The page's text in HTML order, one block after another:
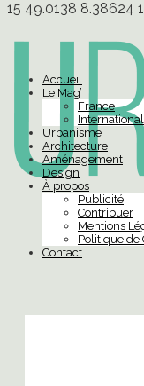
15 49.0138 8.38624 1
Accueil
Le Mag’
France
International
Urbanisme
Architecture
Aménagement
Design
À propos
Publicité
Contribuer
Mentions
Politique de
Contact